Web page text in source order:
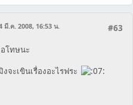
#63
มี.ค. 2008, 16:53 น.
โทษนะ
งจะเขินเรื่องอะไรฟระ